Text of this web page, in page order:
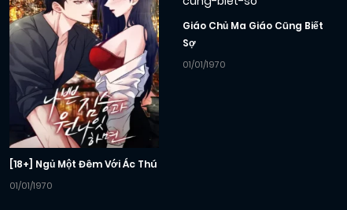
[18+] Ngủ Một Đêm Với Ác Thú
01/01/1970
Giáo Chủ Ma Giáo Cũng Biết
Sợ
01/01/1970